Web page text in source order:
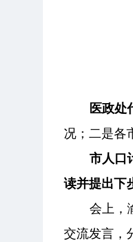
医政处
况；二是各
市人口
读并提出下
会上，
交流发言，